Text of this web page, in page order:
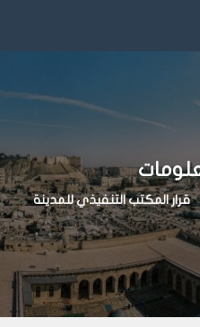
قرار المكتب التنفيذي للمدينة